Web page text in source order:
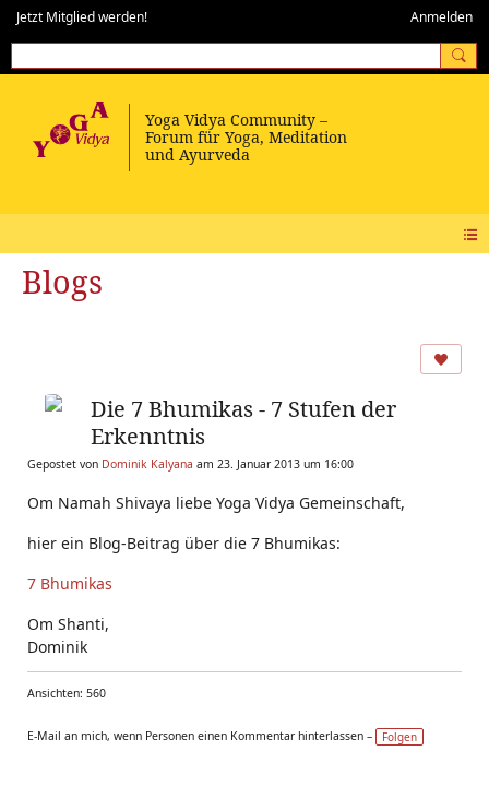
Jetzt Mitglied werden! Anmelden
Blogs
Die 7 Bhumikas - 7 Stufen der
Erkenntnis
Gepostet von Dominik Kalyana am 23. Januar 2013 um 16:00
Om Namah Shivaya liebe Yoga Vidya Gemeinschaft,
hier ein Blog-Beitrag über die 7 Bhumikas:
7 Bhumikas
Om Shanti,
Dominik
Ansichten: 560
E-Mail an mich, wenn Personen einen Kommentar hinterlassen – Folgen